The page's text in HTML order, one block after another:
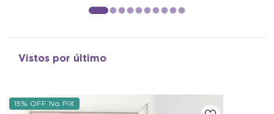
Vistos por último
15% OFF No PIX